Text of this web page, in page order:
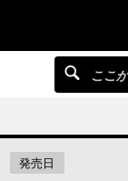
発売日